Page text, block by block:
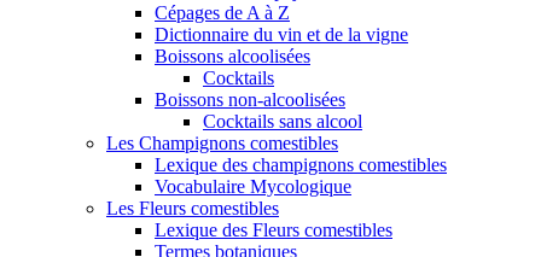
Cépages de A à Z
Dictionnaire du vin et de la vigne
Boissons alcoolisées
Cocktails
Boissons non-alcoolisées
Cocktails sans alcool
Les Champignons comestibles
Lexique des champignons comestibles
Vocabulaire Mycologique
Les Fleurs comestibles
Lexique des Fleurs comestibles
Termes botaniques